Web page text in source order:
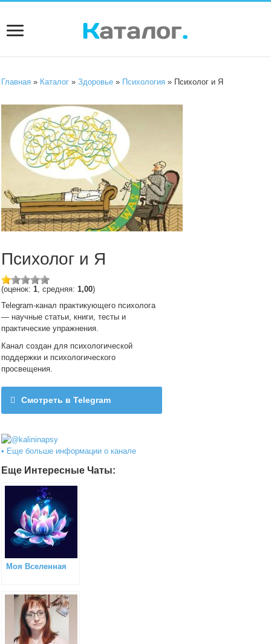
Главная » Каталог »Здоровье » Психология » Психолог и Я
Психолог и Я
(оценок:1, средняя:1,00)
Telegram-канал практикующего психолога
— научные статьи, книги, тесты и
практические упражнения.
Канал создан для психологической
поддержки и психологического
просвещения.
Смотреть в Telegram
• Еще больше информации о канале
Еще Интересные Чаты:
Моя Вселенная